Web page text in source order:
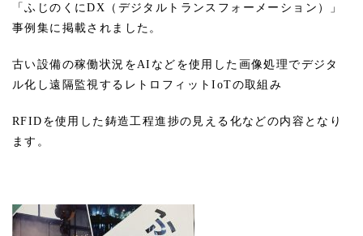
「ふじのくにDX（デジタルトランスフォーメーション）」
事例集に掲載されました。
古い設備の稼働状況をAIなどを使用した画像処理でデジタ
ル化し遠隔監視するレトロフィットIoTの取組み
RFIDを使用した鋳造工程進捗の見える化などの内容となり
ます。